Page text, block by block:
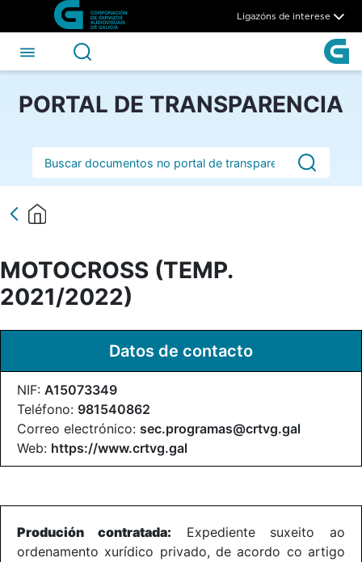
Skip to Main Content
MOTOCROSS (TEMP. 2021/
Ligazóns de interese
PORTAL DE TRANSPARENCIA
Barra de busca
MOTOCROSS (TEMP.
2021/2022)
Datos de contacto
NIF: A15073349
Teléfono: 981540862
Correo electrónico: sec.programas@crtvg.gal
Web: https://www.crtvg.gal
Produción contratada: Expediente suxeito ao
ordenamento xurídico privado, de acordo co artigo